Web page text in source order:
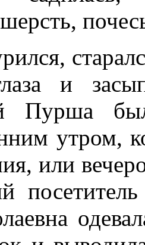
и
Пурша
утром,
или